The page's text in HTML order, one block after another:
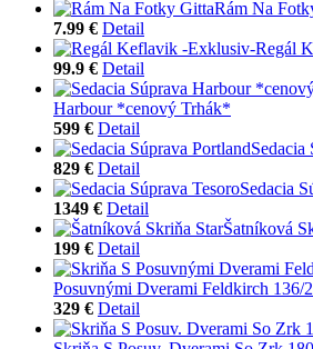
Rám Na
7.99 € Detail
Regál
99.9 € Detail
Harbour *cenový Trhák*
599 € Detail
Sedacia
829 € Detail
Sedacia
1349 € Detail
Šatníková
199 € Detail
Posuvnými Dverami Feldkirch 136/
329 € Detail